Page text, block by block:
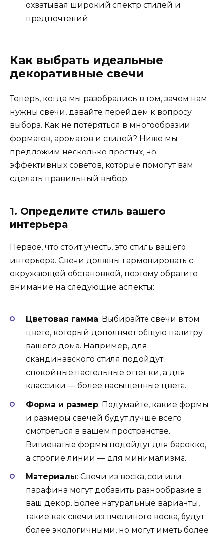
охватывая широкий спектр стилей и
предпочтений.
Как выбрать идеальные
декоративные свечи
Теперь, когда мы разобрались в том, зачем нам
нужны свечи, давайте перейдем к вопросу
выбора. Как не потеряться в многообразии
форматов, ароматов и стилей? Ниже мы
предложим несколько простых, но
эффективных советов, которые помогут вам
сделать правильный выбор.
1. Определите стиль вашего
интерьера
Первое, что стоит учесть, это стиль вашего
интерьера. Свечи должны гармонировать с
окружающей обстановкой, поэтому обратите
внимание на следующие аспекты:
Цветовая гамма: Выбирайте свечи в том
цвете, который дополняет общую палитру
вашего дома. Например, для
скандинавского стиля подойдут
спокойные пастельные оттенки, а для
классики — более насыщенные цвета.
Форма и размер: Подумайте, какие формы
и размеры свечей будут лучше всего
смотреться в вашем пространстве.
Витиеватые формы подойдут для барокко,
а строгие линии — для минимализма.
Материалы: Свечи из воска, сои или
парафина могут добавить разнообразие в
ваш декор. Более натуральные варианты,
такие как свечи из пчелиного воска, будут
более экологичными, но могут иметь более